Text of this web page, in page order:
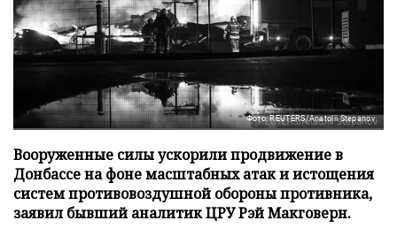
Фото: REUTERS/Anatolii Stepanov
Вооруженные силы ускорили продвижение в
Донбассе на фоне масштабных атак и истощения
систем противовоздушной обороны противника,
заявил бывший аналитик ЦРУ Рэй Макговерн.